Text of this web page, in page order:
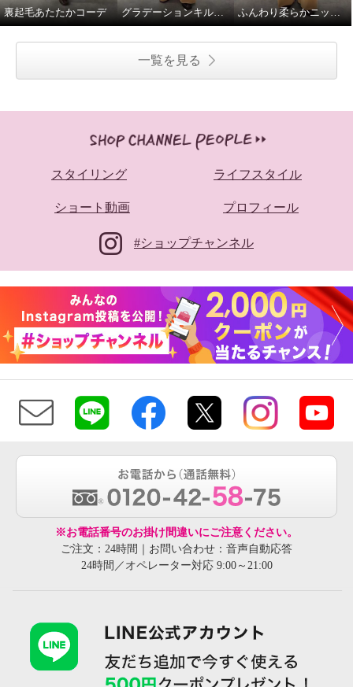
裏起毛あたたかコーデ グラデーションキルトミドル丈コート ふんわり柔らかニットプルオーバー
一覧を見る
スタイリング ライフスタイル
ショート動画 プロフィール
#ショップチャンネル
※お電話番号のお掛け間違いにご注意ください。
ご注文：24時間｜お問い合わせ：音声自動応答
24時間／オペレーター対応 9:00～21:00